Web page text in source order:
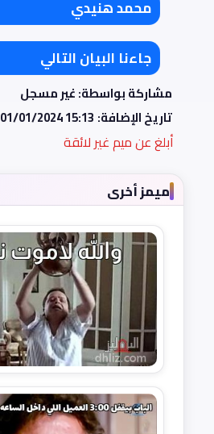
محمد هنيدي
جاءنا البيان التالي
مشاركة بواسطة: غير مسجل
تاريخ الإضافة: 01/01/2024 15:13
أبلغ عن ميم غير لائقة
ميمز أخرى